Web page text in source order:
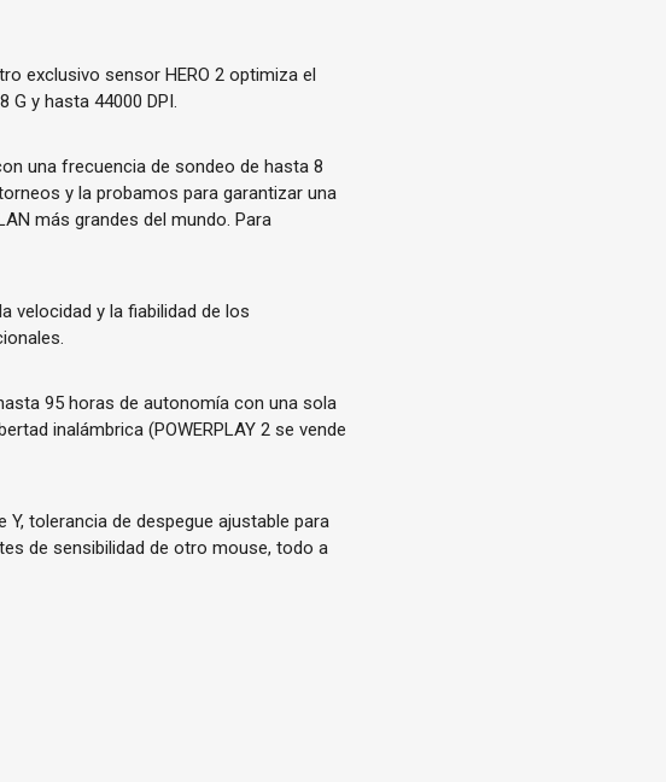
exclusivo sensor HERO 2 optimiza el
G y hasta 44000 DPI.
una frecuencia de sondeo de hasta 8
y la probamos para garantizar una
más grandes del mundo. Para
velocidad y la fiabilidad de los
95 horas de autonomía con una sola
inalámbrica (POWERPLAY 2 se vende
tolerancia de despegue ajustable para
de sensibilidad de otro mouse, todo a